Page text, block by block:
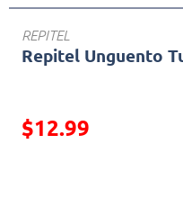
REPITEL
Repitel Unguento
Precio reducido de
$12.99